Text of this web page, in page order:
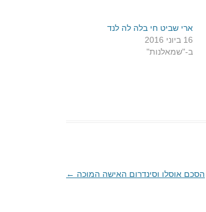
ארי שביט חי בלה לה לנד
16 ביוני 2016
ב-"שמאלנות"
הסכם אוסלו וסינדרום האישה המוכה ←